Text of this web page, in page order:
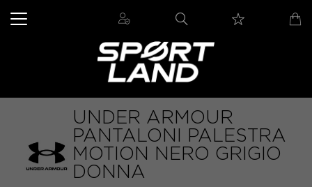
UNDER ARMOUR
PANTALONI PALESTRA
MOTION NERO GRIGIO
DONNA